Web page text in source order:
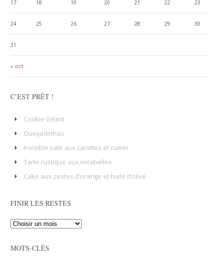
« oct
17 18 19 20 21 22 23
24 25 26 27 28 29 30
31
C’EST PRÊT !
Cookie Géant
Queijadinhas
Invisible salé aux carottes et cumin
Tarte rustique aux mirabelles
Cake aux zestes d’orange et huile d’olive
FINIR LES RESTES
MOTS-CLÉS